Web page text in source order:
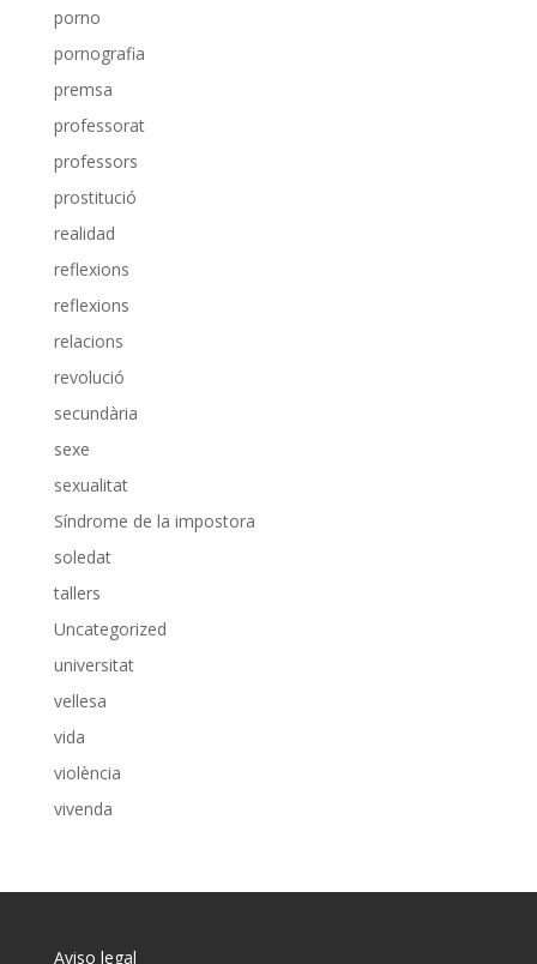
porno
pornografia
premsa
professorat
professors
prostitució
realidad
reflexions
reflexions
relacions
revolució
secundària
sexe
sexualitat
Síndrome de la impostora
soledat
tallers
Uncategorized
universitat
vellesa
vida
violència
vivenda
Aviso legal